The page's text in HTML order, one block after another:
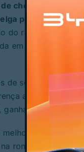
chegar às
por 1-6, 7-5 e
do ranking
em todos os
de serviço no
até aos 5-5,
português
ronda seguinte o